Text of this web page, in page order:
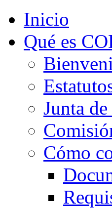
Inicio
Qué es
Junta
Cómo